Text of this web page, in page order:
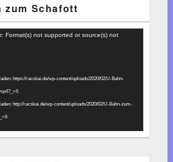
zum Schafott
Format(s) not supported or source(s) not
https://racskai.de/wp-content/uploads/2020/02/U-Bahn-
http://racskai.de/wp-content/uploads/2020/02/U-Bahn-zum-